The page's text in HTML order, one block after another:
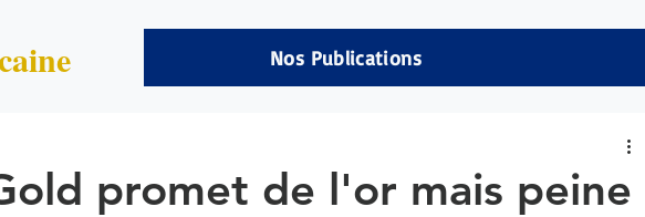
Nos Publications
promet de l'or mais peine